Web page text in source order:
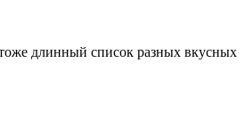
длинный список разных вкусных